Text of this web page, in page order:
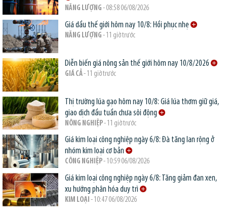
NĂNG LƯỢNG - 08:58 06/08/2026
Giá dầu thế giới hôm nay 10/8: Hồi phục nhẹ
NĂNG LƯỢNG - 11 giờ trước
Diễn biến giá nông sản thế giới hôm nay 10/8/2026
GIÁ CẢ- 11 giờ trước
Thị trường lúa gạo hôm nay 10/8: Giá lúa thơm giữ giá,
giao dịch đầu tuần chưa sôi động
NÔNG NGHIỆP- 11 giờ trước
Giá kim loại công nghiệp ngày 6/8: Đà tăng lan rộng ở
nhóm kim loại cơ bản
CÔNG NGHIỆP- 10:59 06/08/2026
Giá kim loại công nghiệp ngày 6/8: Tăng giảm đan xen,
xu hướng phân hóa duy trì
KIM LOẠI - 10:47 06/08/2026